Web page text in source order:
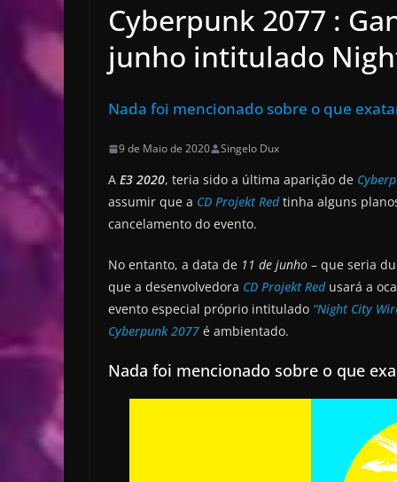
Cyberpunk 2077 :
junho intitulado
Nada foi mencionado sobre o que
9 de Maio de 2020 Singelo Dux
A E3 2020, teria sido a última aparição de
assumir que a CD Projekt Red tinha alguns
cancelamento do evento.
No entanto, a data de 11 de junho – que seria
que a desenvolvedora CD Projekt Red usará a
evento especial próprio intitulado “Night City
Cyberpunk 2077 é ambientado.
Nada foi mencionado sobre o que